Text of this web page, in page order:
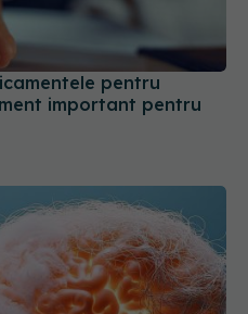
pentru
important pentru